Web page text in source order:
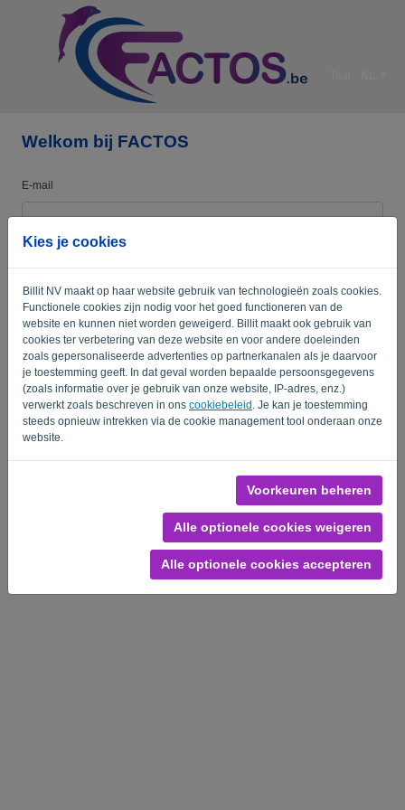
Kies je cookies
Billit NV maakt op haar website gebruik van technologieën zoals cookies.
Functionele cookies zijn nodig voor het goed functioneren van de
website en kunnen niet worden geweigerd. Billit maakt ook gebruik van
cookies ter verbetering van deze website en voor andere doeleinden
zoals gepersonaliseerde advertenties op partnerkanalen als je daarvoor
je toestemming geeft. In dat geval worden bepaalde persoonsgegevens
(zoals informatie over je gebruik van onze website, IP-adres, enz.)
verwerkt zoals beschreven in ons cookiebeleid . Je kan je toestemming
steeds opnieuw intrekken via de cookie management tool onderaan onze
website.
Voorkeuren beheren
Alle optionele cookies weigeren
Alle optionele cookies accepteren
Welkom bij FACTOS
E-mail
Wachtwoord
Herinner me Wachtwoord vergeten?
AANMELDEN